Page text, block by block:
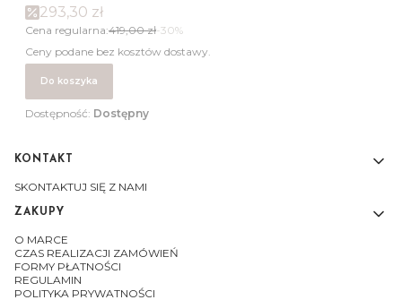
293,30 zł
Cena regularna:419,00 zł-30%
Ceny podane bez kosztów dostawy.
Do koszyka
Dostępność: Dostępny
Linki w stopce
KONTAKT
SKONTAKTUJ SIĘ Z NAMI
ZAKUPY
O MARCE
CZAS REALIZACJI ZAMÓWIEŃ
FORMY PŁATNOŚCI
REGULAMIN
POLITYKA PRYWATNOŚCI